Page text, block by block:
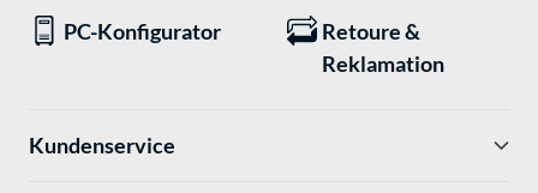
PC-Konfigurator
Retoure &
Reklamation
Kundenservice